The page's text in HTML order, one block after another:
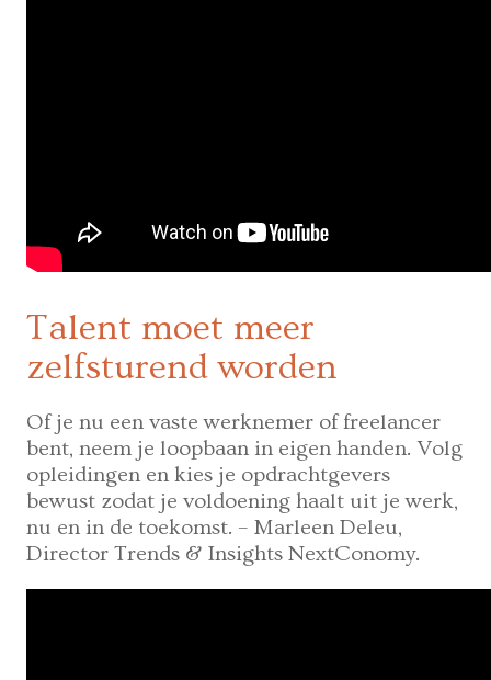
Talent moet meer
zelfsturend worden
Of je nu een vaste werknemer of freelancer
bent, neem je loopbaan in eigen handen. Volg
opleidingen en kies je opdrachtgevers
bewust zodat je voldoening haalt uit je werk,
nu en in de toekomst. – Marleen Deleu,
Director Trends & Insights NextConomy.